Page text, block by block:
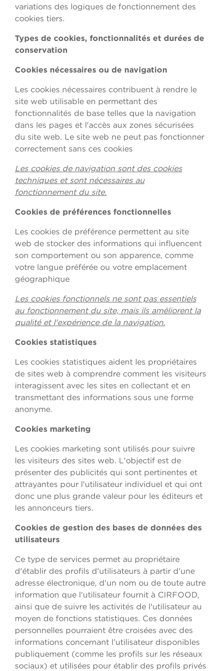
variations des logiques de fonctionnement des
cookies tiers.
Types de cookies, fonctionnalités et durées de
conservation
Cookies nécessaires ou de navigation
Les cookies nécessaires contribuent à rendre le
site web utilisable en permettant des
fonctionnalités de base telles que la navigation
dans les pages et l'accès aux zones sécurisées
du site web. Le site web ne peut pas fonctionner
correctement sans ces cookies
Les cookies de navigation sont des cookies
techniques et sont nécessaires au
fonctionnement du site.
Cookies de préférences fonctionnelles
Les cookies de préférence permettent au site
web de stocker des informations qui influencent
son comportement ou son apparence, comme
votre langue préférée ou votre emplacement
géographique
Les cookies fonctionnels ne sont pas essentiels
au fonctionnement du site, mais ils améliorent la
qualité et l'expérience de la navigation.
Cookies statistiques
Les cookies statistiques aident les propriétaires
de sites web à comprendre comment les visiteurs
interagissent avec les sites en collectant et en
transmettant des informations sous une forme
anonyme.
Cookies marketing
Les cookies marketing sont utilisés pour suivre
les visiteurs des sites web. L'objectif est de
présenter des publicités qui sont pertinentes et
attrayantes pour l'utilisateur individuel et qui ont
donc une plus grande valeur pour les éditeurs et
les annonceurs tiers.
Cookies de gestion des bases de données des
utilisateurs
Ce type de services permet au propriétaire
d'établir des profils d'utilisateurs à partir d'une
adresse électronique, d'un nom ou de toute autre
information que l'utilisateur fournit à CIRFOOD,
ainsi que de suivre les activités de l'utilisateur au
moyen de fonctions statistiques. Ces données
personnelles pourraient être croisées avec des
informations concernant l’utilisateur disponibles
publiquement (comme les profils sur les réseaux
sociaux) et utilisées pour établir des profils privés